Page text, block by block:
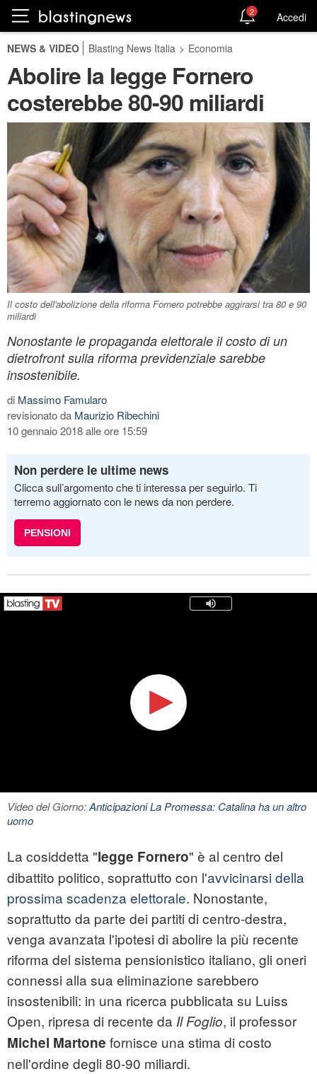
2 Accedi
NEWS & VIDEO Blasting News Italia > Economia
Abolire la legge Fornero
costerebbe 80-90 miliardi
Il costo dell'abolizione della riforma Fornero potrebbe aggirarsi tra 80 e 90
miliardi
Nonostante le propaganda elettorale il costo di un
dietrofront sulla riforma previdenziale sarebbe
insostenibile.
di Massimo Famularo
revisionato da Maurizio Ribechini
10 gennaio 2018 alle ore 15:59
Non perdere le ultime news
Clicca sull’argomento che ti interessa per seguirlo. Ti
terremo aggiornato con le news da non perdere.
PENSIONI
Video del Giorno:Anticipazioni La Promessa: Catalina ha un altro
uomo
La cosiddetta "legge Fornero" è al centro del
dibattito politico, soprattutto con l'avvicinarsi della
prossima scadenza elettorale. Nonostante,
soprattutto da parte dei partiti di centro-destra,
venga avanzata l'ipotesi di abolire la più recente
riforma del sistema pensionistico italiano, gli oneri
connessi alla sua eliminazione sarebbero
insostenibili: in una ricerca pubblicata su Luiss
Open, ripresa di recente da Il Foglio, il professor
Michel Martone fornisce una stima di costo
nell'ordine degli 80-90 miliardi.